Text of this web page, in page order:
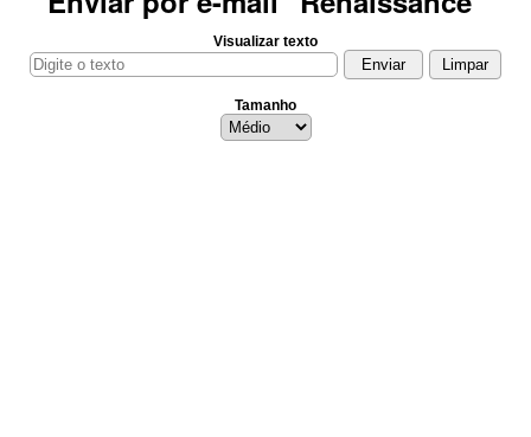
Visualizar texto
Tamanho